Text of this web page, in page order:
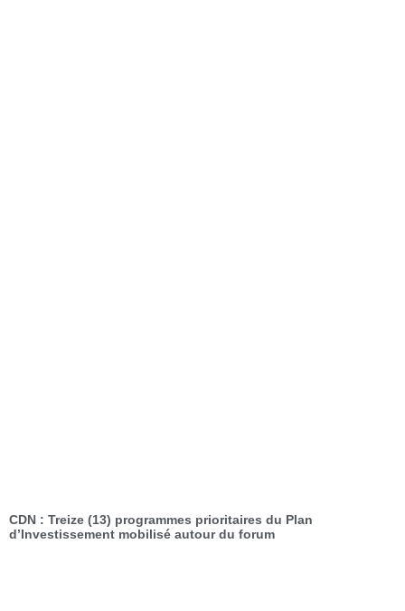
CDN : Treize (13) programmes prioritaires du Plan
d’Investissement mobilisé autour du forum